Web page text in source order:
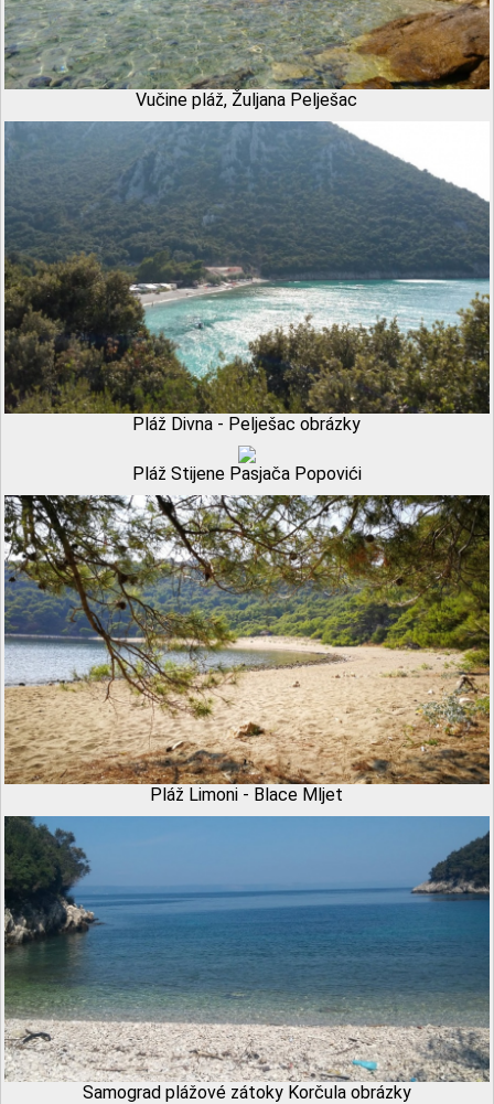
Vučine pláž, Žuljana Pelješac
Pláž Divna - Pelješac obrázky
Pláž Stijene Pasjača Popovići
Pláž Limoni - Blace Mljet
Samograd plážové zátoky Korčula obrázky